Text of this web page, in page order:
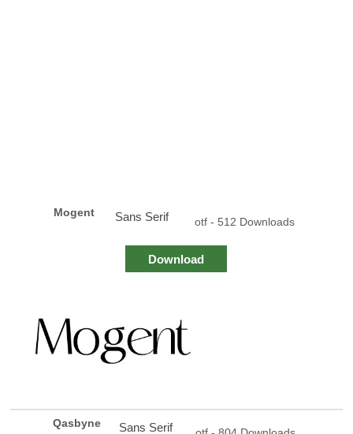
Mogent Sans Serif otf - 512 Downloads
Download
Qasbyne Sans Serif